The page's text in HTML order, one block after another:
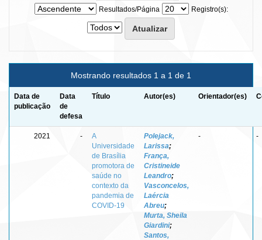
Resultados/Página
Registro(s):
Mostrando resultados 1 a 1 de 1
Data de
publicação
Data
de
defesa
Título Autor(es) Orientador(es)
2021 -
A
Universidade
de Brasília
promotora de
saúde no
contexto da
pandemia de
COVID-19
Polejack,
Larissa;
França,
Cristineide
Leandro;
Vasconcelos,
Laércia
Abreu;
Murta, Sheila
Giardini;
Santos,
- -